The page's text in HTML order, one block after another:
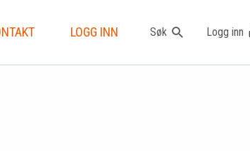
Søk
LOGG INN Logg inn